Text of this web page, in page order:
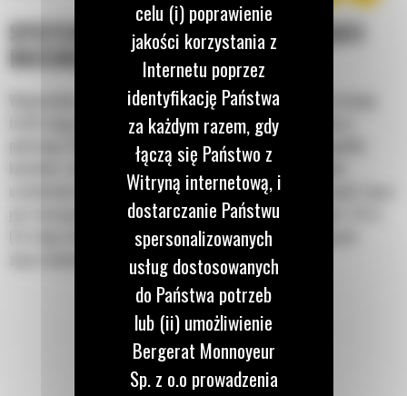
SYSTEM REGULOWANEJ KRAWĘDZI
RUCHOMEJ
Wyposażone w maksymalnie dwie krawędzie tnące, pługi do śniegu
Cat® mają układ krawędzi ruchomej, który jest wbudowany w
podstawę. Podzielona na sekcje odkładnica cofa się w przypadku
kontaktu z niewidocznymi przeszkodami, co ogranicza ryzyko
uszkodzenia pługa do śniegu i maszyny. Stała, gumowa krawędź tnąca
jest dostępna w rozmiarach 2,6 m (8 stóp), 3,2 m (10 stóp) i 3,8 m
(12 stóp), które pasują do wszystkich modeli wykorzystujących
złącze ładowarki ze sterowaniem burtowym.
celu (i) poprawienie
jakości korzystania z
Internetu poprzez
identyfikację Państwa
za każdym razem, gdy
łączą się Państwo z
Witryną internetową, i
dostarczanie Państwu
spersonalizowanych
usług dostosowanych
do Państwa potrzeb
lub (ii) umożliwienie
Bergerat Monnoyeur
Sp. z o.o prowadzenia